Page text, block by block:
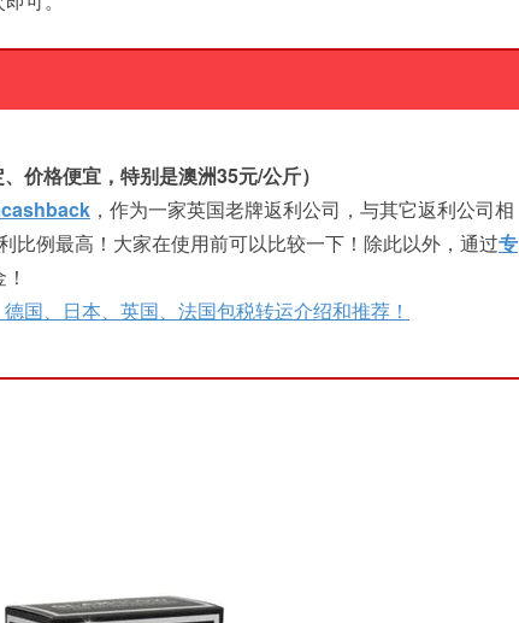
价格便宜，特别是澳洲35元/公斤）
，作为一家英国老牌返利公司，与其它返利公司相
比例最高！大家在使用前可以比较一下！除此以外，通过专
国、日本、英国、法国包税转运介绍和推荐！